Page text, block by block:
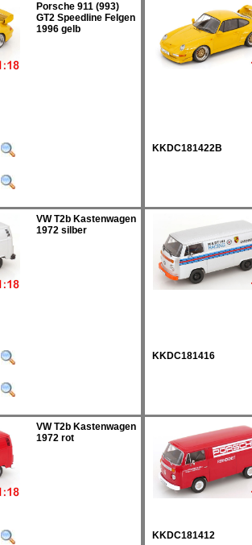
Porsche 911 (993)
GT2 Speedline Felgen
1996 gelb
KKDC181422B
VW T2b Kastenwagen
1972 silber
KKDC181416
VW T2b Kastenwagen
1972 rot
KKDC181412